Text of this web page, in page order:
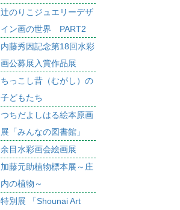
辻のりこジュエリーデザ
イン画の世界 PART2
内藤秀因記念第18回水彩
画公募展入賞作品展
ちっこし昔（むがし）の
子どもたち
つちだよしはる絵本原画
展「みんなの図書館」
余目水彩画会絵画展
加藤元助植物標本展～庄
内の植物～
特別展 「Shounai Art